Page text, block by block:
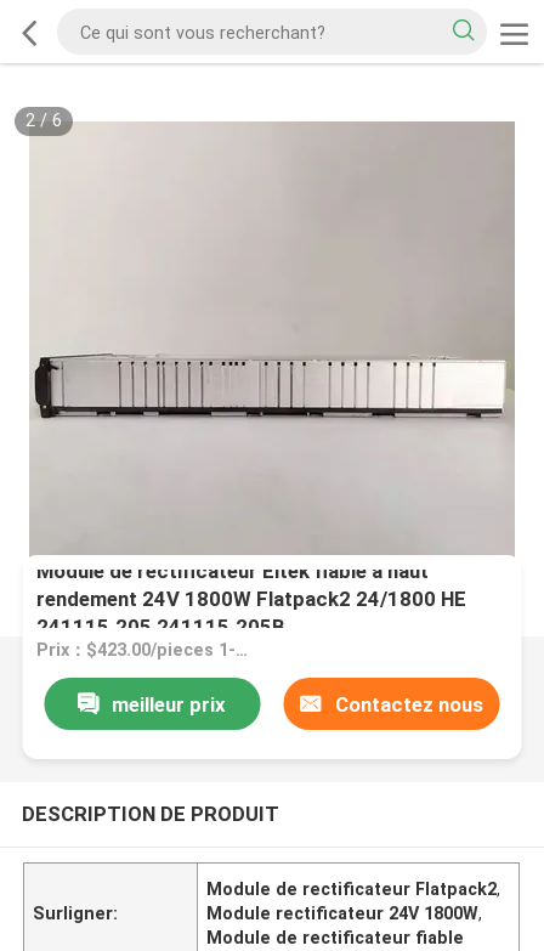
2/ 6
Module de rectificateur Eltek fiable à haut
rendement 24V 1800W Flatpack2 24/1800 HE
241115.205 241115.205B
Prix：$423.00/pieces 1-9 pieces
meilleur prix Contactez nous
DESCRIPTION DE PRODUIT
Surligner:
Module de rectificateur Flatpack2,
Module rectificateur 24V 1800W,
Module de rectificateur fiable